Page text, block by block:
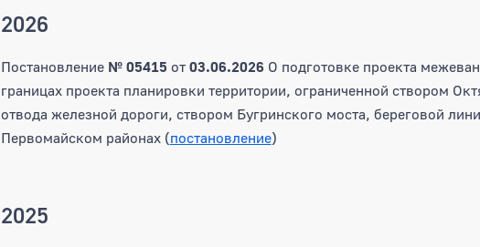
2026
Постановление № 05415 от 03.06.2026 О подготовке проекта
границах проекта планировки территории, ограниченной створом
отвода железной дороги, створом Бугринского моста, береговой
Первомайском районах (постановление)
2025